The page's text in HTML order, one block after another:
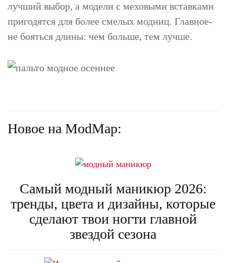
лучший выбор, а модели с меховыми вставками
пригодятся для более смелых модниц. Главное-
не бояться длины: чем больше, тем лучше.
Новое на ModMap:
Самый модный маникюр 2026:
тренды, цвета и дизайны, которые
сделают твои ногти главной
звездой сезона